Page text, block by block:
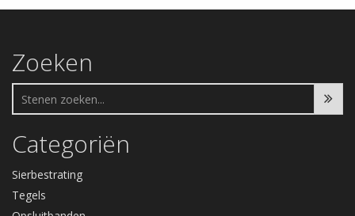
Zoeken
Categoriën
Sierbestrating
Tegels